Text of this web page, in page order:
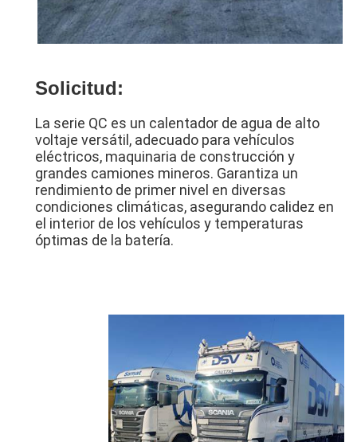
Solicitud:
La serie QC es un calentador de agua de alto
voltaje versátil, adecuado para vehículos
eléctricos, maquinaria de construcción y
grandes camiones mineros. Garantiza un
rendimiento de primer nivel en diversas
condiciones climáticas, asegurando calidez en
el interior de los vehículos y temperaturas
óptimas de la batería.